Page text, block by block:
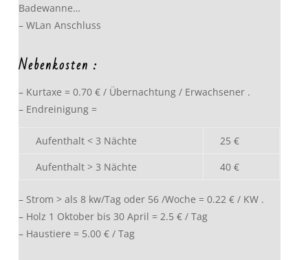
Badewanne…
– WLan Anschluss
Nebenkosten :
– Kurtaxe = 0.70 € / Übernachtung / Erwachsener .
– Endreinigung =
Aufenthalt < 3 Nächte
25 €
Aufenthalt > 3 Nächte
40 €
– Strom > als 8 kw/Tag oder 56 /Woche = 0.22 € / KW .
– Holz 1 Oktober bis 30 April = 2.5 € / Tag
– Haustiere = 5.00 € / Tag